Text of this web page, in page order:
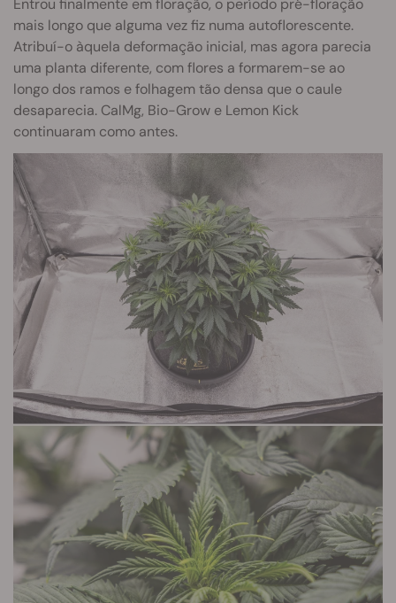
mais longo que alguma vez fiz numa autoflorescente.
Atribuí-o àquela deformação inicial, mas agora parecia
uma planta diferente, com flores a formarem-se ao
longo dos ramos e folhagem tão densa que o caule
desaparecia. CalMg, Bio-Grow e Lemon Kick
continuaram como antes.